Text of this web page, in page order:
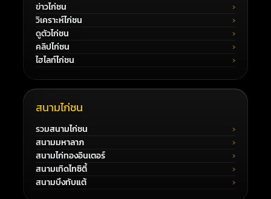
ข่าวไก่ชน
วิเคราะห์ไก่ชน
ดูตัวไก่ชน
คลิปไก่ชน
ไฮไลท์ไก่ชน
สนามไก่ชน
รวมสนามไก่ชน
สนามมหาลาภ
สนามไก่ทองอินเตอร์
สนามเทิดไทซิตี้
สนามบึงทับแต้